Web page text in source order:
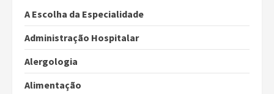
A Escolha da Especialidade
Administração Hospitalar
Alergologia
Alimentação